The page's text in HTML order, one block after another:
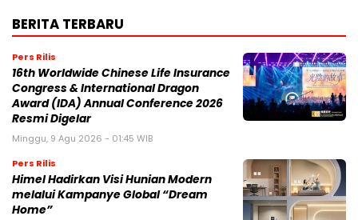
BERITA TERBARU
Pers Rilis
16th Worldwide Chinese Life Insurance
Congress & International Dragon
Award (IDA) Annual Conference 2026
Resmi Digelar
Minggu, 9 Agu 2026 - 01:45 WIB
Pers Rilis
Himel Hadirkan Visi Hunian Modern
melalui Kampanye Global “Dream
Home”